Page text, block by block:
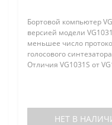
Бортовой компьютер
версией модели
меньшее число
голосового
Отличия VG1031S от
НЕТ В